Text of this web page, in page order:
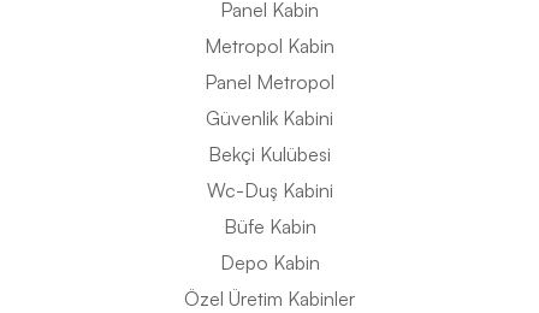
Panel Kabin
Metropol Kabin
Panel Metropol
Güvenlik Kabini
Bekçi Kulübesi
Wc-Duş Kabini
Büfe Kabin
Depo Kabin
Özel Üretim Kabinler